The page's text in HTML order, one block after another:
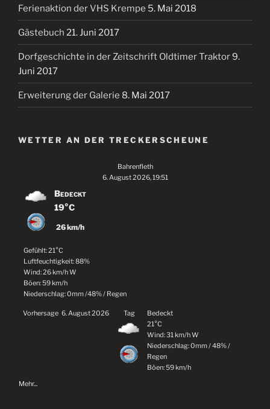
Ferienaktion der VHS Krempe 5. Mai 2018
Gästebuch 21. Juni 2017
Dorfgeschichte in der Zeitschrift Oldtimer Traktor9.
Juni 2017
Erweiterung der Galerie 8. Mai 2017
WETTER AN DER TRECKERSCHEUNE
Bahrenfleth
6. August 2026, 19:51
Bedeckt
19°C
26 km/h
Gefühlt: 21°C
Luftfeuchtigkeit: 88%
Wind: 26 km/h W
Böen: 59 km/h
Niederschlag:0mm/48%/ Regen
Vorhersage 6. August 2026 Tag
Bedeckt
21°C
Wind: 31 km/h W
Niederschlag:0mm/48%/
Regen
Böen: 59 km/h
Mehr...